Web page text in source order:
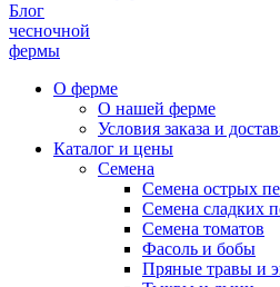
Блог
чесночной
фермы
О ферме
О нашей ферме
Условия заказа и
Каталог и цены
Семена
Семена острых
Семена сладких
Семена томатов
Фасоль и бобы
Пряные травы и